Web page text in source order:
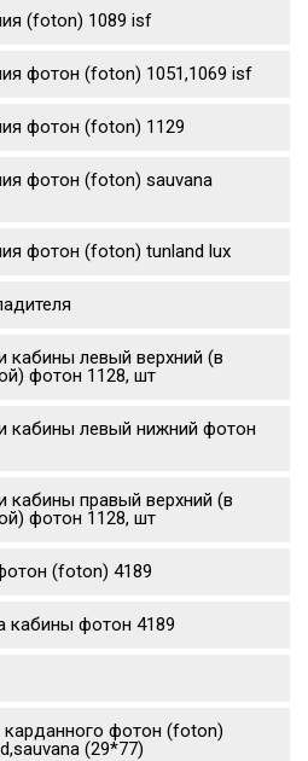
(foton) 1089 isf
фотон (foton) 1051,1069 isf
фотон (foton) 1129
фотон (foton) sauvana
фотон (foton) tunland lux
кабины левый верхний (в
фотон 1128, шт
кабины левый нижний фотон
кабины правый верхний (в
фотон 1128, шт
(foton) 4189
кабины фотон 4189
карданного фотон (foton)
(29*77)